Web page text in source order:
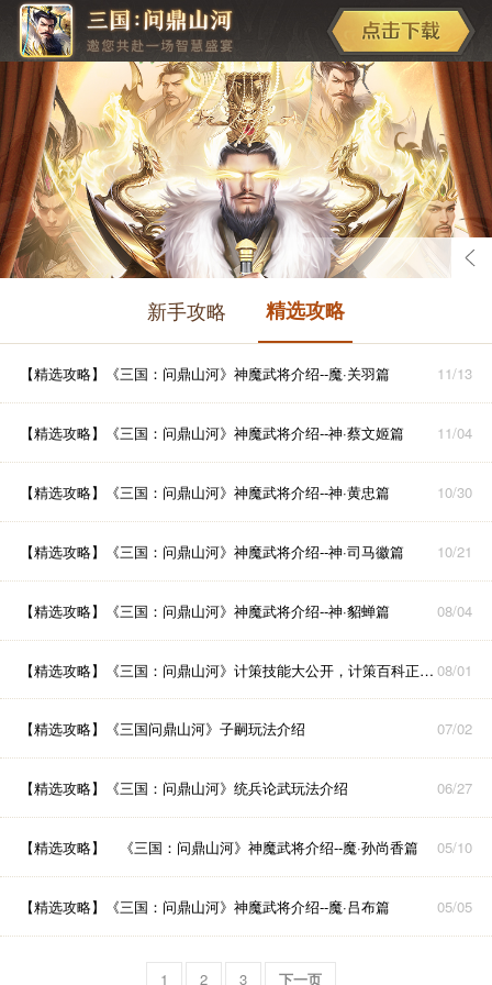
新手攻略 精选攻略
【精选攻略】 《三国：问鼎山河》神魔武将介绍--魔·关羽篇 11/13
【精选攻略】 《三国：问鼎山河》神魔武将介绍--神·蔡文姬篇 11/04
【精选攻略】 《三国：问鼎山河》神魔武将介绍--神·黄忠篇 10/30
【精选攻略】 《三国：问鼎山河》神魔武将介绍--神·司马徽篇 10/21
【精选攻略】 《三国：问鼎山河》神魔武将介绍--神·貂蝉篇 08/04
【精选攻略】 《三国：问鼎山河》计策技能大公开，计策百科正式上线啦 08/01
【精选攻略】 《三国问鼎山河》子嗣玩法介绍 07/02
【精选攻略】 《三国：问鼎山河》统兵论武玩法介绍 06/27
【精选攻略】 《三国：问鼎山河》神魔武将介绍--魔·孙尚香篇 05/10
【精选攻略】 《三国：问鼎山河》神魔武将介绍--魔·吕布篇 05/05
1 2 3 下一页